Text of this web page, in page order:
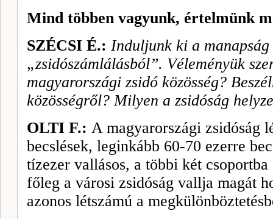
Mind többen vagyunk, értelmünk
SZÉCSI É.: Induljunk ki a
„zsidószámlálásból”. Véleményük
magyarországi zsidó közösség?
közösségről? Milyen a zsidóság
OLTI F.: A magyarországi zsidóság
becslések, leginkább 60-70 ezerre
tízezer vallásos, a többi két
főleg a városi zsidóság vallja magát
azonos létszámú a